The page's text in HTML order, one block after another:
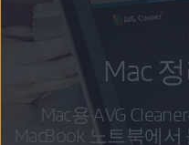
Mac
Mac용 AVG
MacBook 노트북에